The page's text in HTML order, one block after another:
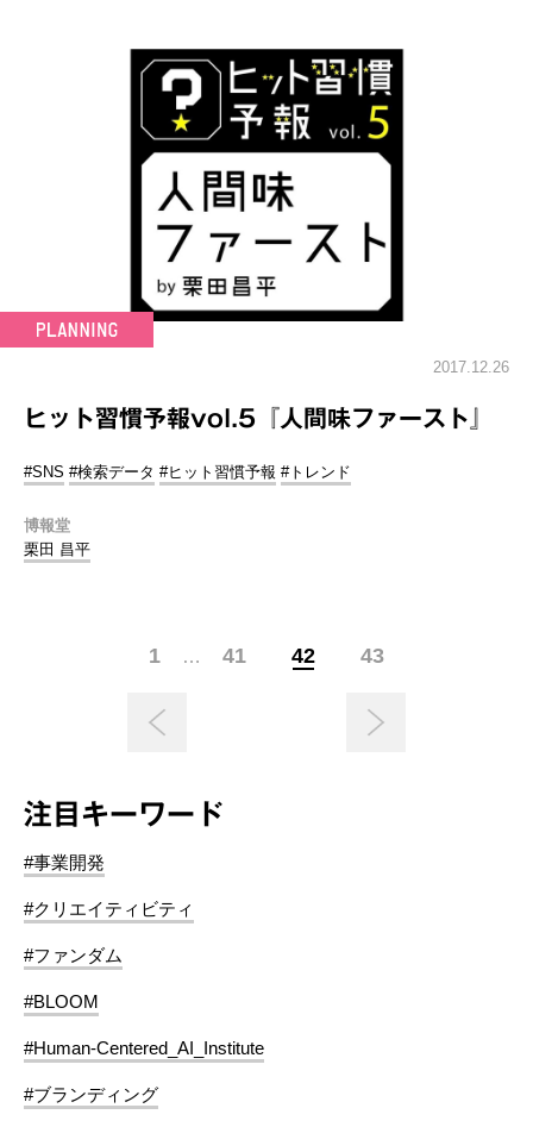
2017.12.26
ヒット習慣予報vol.5『人間味ファースト』
#SNS #検索データ #ヒット習慣予報 #トレンド
博報堂
栗田 昌平
1 … 41 42 43
注目キーワード
#事業開発
#クリエイティビティ
#ファンダム
#BLOOM
#Human-Centered_AI_Institute
#ブランディング